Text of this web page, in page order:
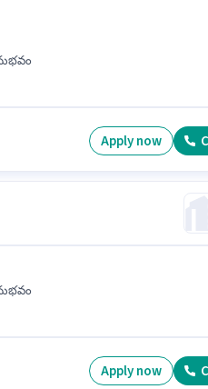
Apply now
Apply now